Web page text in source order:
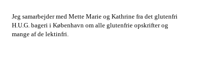
Jeg samarbejder med Mette Marie og Kathrine fra det glutenfri
H.U.G. bageri i København om alle glutenfrie opskrifter og
mange af de lektinfri.